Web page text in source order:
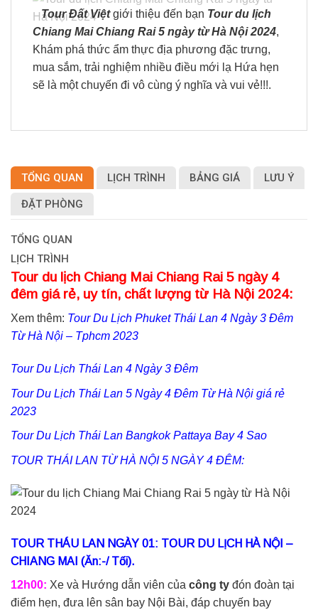
Tour Đất Việt giới thiệu đến bạn Tour du lịch
Chiang Mai Chiang Rai 5 ngày từ Hà Nội 2024,
Khám phá thức ẩm thực địa phương đặc trưng,
mua sắm, trải nghiệm nhiều điều mới lạ Hứa hẹn
sẽ là một chuyến đi vô cùng ý nghĩa và vui vẻ!!!.
TỔNG QUAN LỊCH TRÌNH BẢNG GIÁ LƯU Ý
ĐẶT PHÒNG
TỔNG QUAN
LỊCH TRÌNH
Tour du lịch Chiang Mai Chiang Rai 5 ngày 4
đêm giá rẻ, uy tín, chất lượng từ Hà Nội 2024:
Xem thêm: Tour Du Lịch Phuket Thái Lan 4 Ngày 3 Đêm
Từ Hà Nội – Tphcm 2023
Tour Du Lịch Thái Lan 4 Ngày 3 Đêm
Tour Du Lịch Thái Lan 5 Ngày 4 Đêm Từ Hà Nội giá rẻ
2023
Tour Du Lịch Thái Lan Bangkok Pattaya Bay 4 Sao
TOUR THÁI LAN TỪ HÀ NỘI 5 NGÀY 4 ĐÊM:
TOUR THÁU LAN NGÀY 01: TOUR DU LỊCH HÀ NỘI –
CHIANG MAI (Ăn:-/ Tối).
12h00: Xe và Hướng dẫn viên của công ty đón đoàn tại
điểm hẹn, đưa lên sân bay Nội Bài, đáp chuyến bay